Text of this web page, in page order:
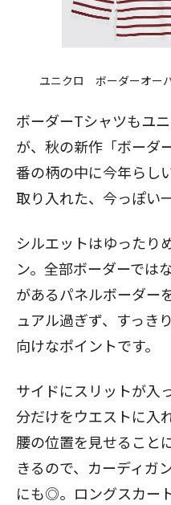
ユニクロ ボーダーオー
ボーダーTシャツもユ
が、秋の新作「ボーダ
番の柄の中に今年らし
取り入れた、今っぽい
シルエットはゆったり
ン。全部ボーダーでは
があるパネルボーダー
ュアル過ぎず、すっき
向けなポイントです。
サイドにスリットが入
分だけをウエストに入
腰の位置を見せること
きるので、カーディガ
にも◎。ロングスカー